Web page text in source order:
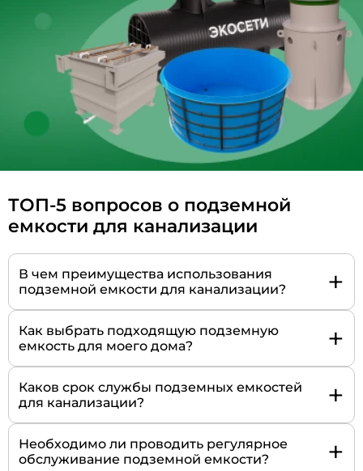
ТОП-5 вопросов о подземной
емкости для канализации
В чем преимущества использования
подземной емкости для канализации?
+
Как выбрать подходящую подземную
емкость для моего дома?
+
Каков срок службы подземных емкостей
для канализации?
+
Необходимо ли проводить регулярное
обслуживание подземной емкости?
+